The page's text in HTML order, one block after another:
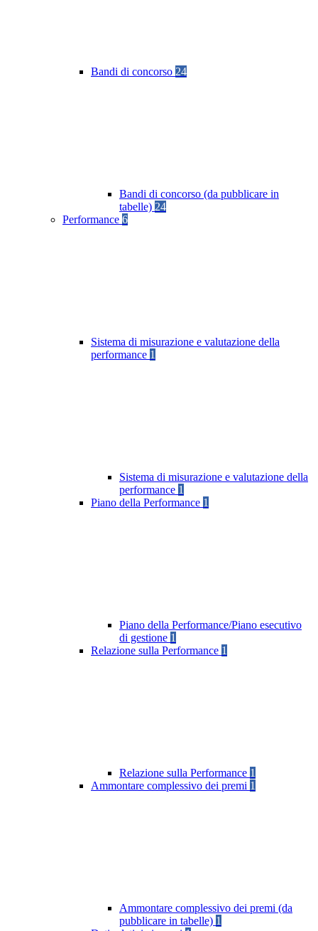
Bandi di concorso 24
Bandi di concorso (da pubblicare in
tabelle) 24
Performance 6
Sistema di misurazione e valutazione della
performance 1
Sistema di misurazione e valutazione della
performance 1
Piano della Performance 1
Piano della Performance/Piano esecutivo
di gestione 1
Relazione sulla Performance 1
Relazione sulla Performance 1
Ammontare complessivo dei premi 1
Ammontare complessivo dei premi (da
pubblicare in tabelle) 1